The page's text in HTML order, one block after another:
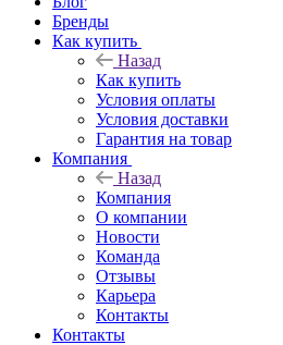
Бренды
Как купить
Назад
Как купить
Условия оплаты
Условия доставки
Гарантия на товар
Компания
Назад
Компания
О компании
Новости
Команда
Отзывы
Карьера
Контакты
Контакты